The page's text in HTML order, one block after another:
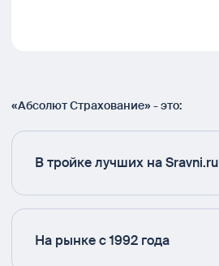
«Абсолют Страхование» - это:
В тройке лучших на Sravni.ru
На рынке с 1992 года